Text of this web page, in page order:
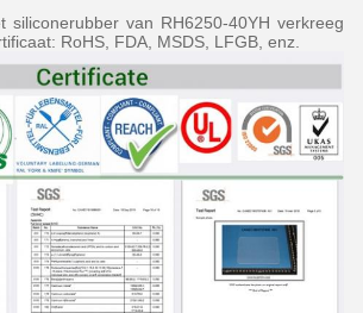
siliconerubber van RH6250-40YH verkreeg
RoHS, FDA, MSDS, LFGB, enz.